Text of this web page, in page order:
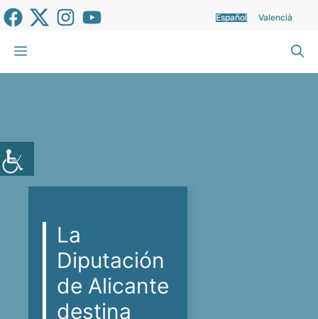
Saltar
al
contenido
Español Valencià
Menú
La
Diputación
de Alicante
destina